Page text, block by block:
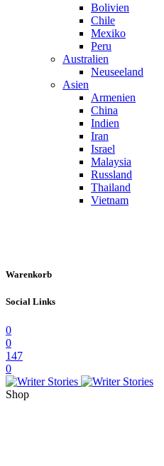
Bolivien
Chile
Mexiko
Peru
Australien
Neuseeland
Asien
Armenien
China
Indien
Iran
Israel
Malaysia
Russland
Thailand
Vietnam
Warenkorb
Social Links
0
0
147
0
Shop